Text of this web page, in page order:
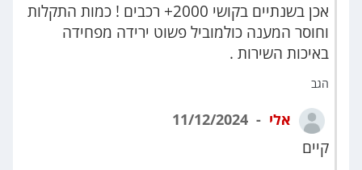
אכן בשנתיים בקושי 2000+ רכבים ! כמות התקלות
וחוסר המענה כולמוביל פשוט ירידה מפחידה
באיכות השירות .
הגב
אלי
קיים